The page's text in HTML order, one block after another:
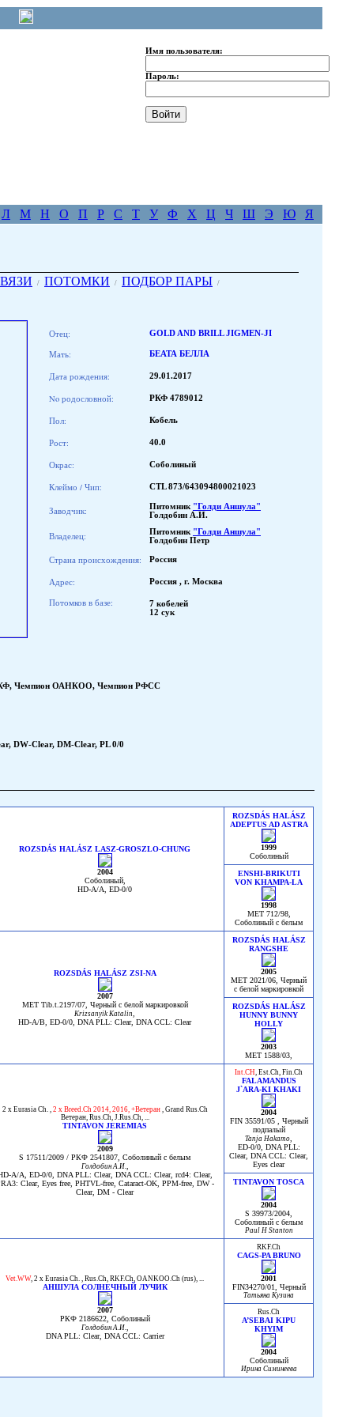
Имя пользователя:
Пароль:
Л М Н О П Р С Т У Ф Х Ц Ч Ш Э Ю Я
/ ПОТОМКИ / ПОДБОР ПАРЫ /
Отец: GOLD AND BRILL JIGMEN-JI
Мать: БЕАТА БЕЛЛА
Дата рождения: 29.01.2017
No родословной: РКФ 4789012
Пол: Кобель
Рост: 40.0
Окрас: Соболиный
Клеймо / Чип: CTL 873/643094800021023
Заводчик: Питомник "Голди Аншула"
Голдобин А.И.
Владелец: Питомник "Голди Аншула"
Голдобин Петр
Страна происхождения: Россия
Адрес: Россия , г. Москва
Потомков в базе:
7 кобелей
12 сук
, Чемпион ОАНКОО, Чемпион РФСС
DW-Clear, DM-Clear, PL 0/0
ROZSDÁS HALÁSZ LASZ-GROSZLO-CHUNG
2004
Соболиный,
HD-A/A, ED-0/0
ROZSDÁS HALÁSZ
ADEPTUS AD ASTRA
1999
Соболиный
ENSHI-BRIKUTI
VON KHAMPA-LA
1998
MET 712/98,
Соболиный с белым
ROZSDÁS HALÁSZ ZSI-NA
2007
MET Tib.t.2197/07, Черный с белой маркировкой
Krizsanyik Katalin
HD-A/B, ED-0/0, DNA PLL: Clear, DNA CCL: Clear
ROZSDÁS HALÁSZ
RANGSHE
2005
MET 2021/06, Черный
с белой маркировкой
ROZSDÁS HALÁSZ
HUNNY BUNNY
HOLLY
2003
MET 1588/03,
2 x Eurasia Ch., 2 x Breed.Ch 2014, 2016, +Ветеран, Grand Rus.Ch
Ветеран, Rus.Ch, J.Rus.Ch, ...
TINTAVON JEREMIAS
2009
S 17511/2009 / РКФ 2541807, Соболиный с белым
Голдобин А.И.
A/A, ED-0/0, DNA PLL: Clear, DNA CCL: Clear, rcd4: Clear,
Clear, Eyes free, PHTVL-free, Cataract-OK, PPM-free, DW -
Clear, DM - Clear
Int.CH, Est.Ch, Fin.Ch
FALAMANDUS
J`ARA-KI KHAKI
2004
FIN 35591/05 , Черный
подпалый
Tanja Hakamo
ED-0/0, DNA PLL:
Clear, DNA CCL: Clear,
Eyes clear
TINTAVON TOSCA
2004
S 39973/2004,
Соболиный с белым
Paul H Stanton
Vet.WW, 2 x Eurasia Ch. , Rus.Ch, RKF.Ch, OANKOO.Ch (rus), ...
АНШУЛА СОЛНЕЧНЫЙ ЛУЧИК
2007
РКФ 2186622, Соболиный
Голдобин А.И.
DNA PLL: Clear, DNA CCL: Carrier
RKF.Ch
CAGS-PA BRUNO
2001
FIN34270/01, Черный
Татьяна Кузина
Rus.Ch
A’SEBAI KIPU
KHYIM
2004
Соболиный
Ирина Симинеева